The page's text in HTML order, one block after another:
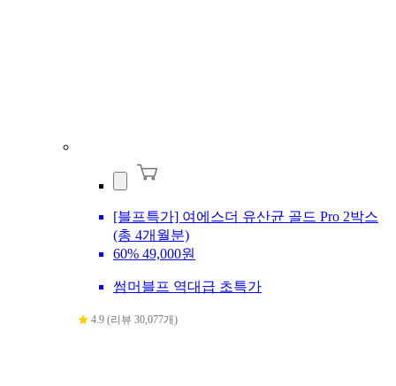
[블프특가] 여에스더 유산균 골드 Pro 2박스
(총 4개월분)
60% 49,000원
썸머블프 역대급 초특가
4.9 (리뷰 30,077개)